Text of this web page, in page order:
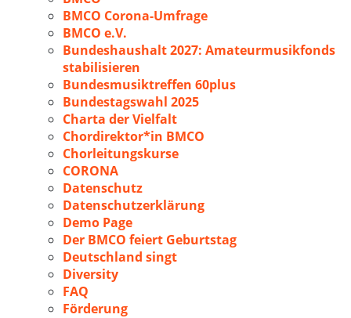
BMCO Corona-Umfrage
BMCO e.V.
Bundeshaushalt 2027: Amateurmusikfonds
stabilisieren
Bundesmusiktreffen 60plus
Bundestagswahl 2025
Charta der Vielfalt
Chordirektor*in BMCO
Chorleitungskurse
CORONA
Datenschutz
Datenschutzerklärung
Demo Page
Der BMCO feiert Geburtstag
Deutschland singt
Diversity
FAQ
Förderung